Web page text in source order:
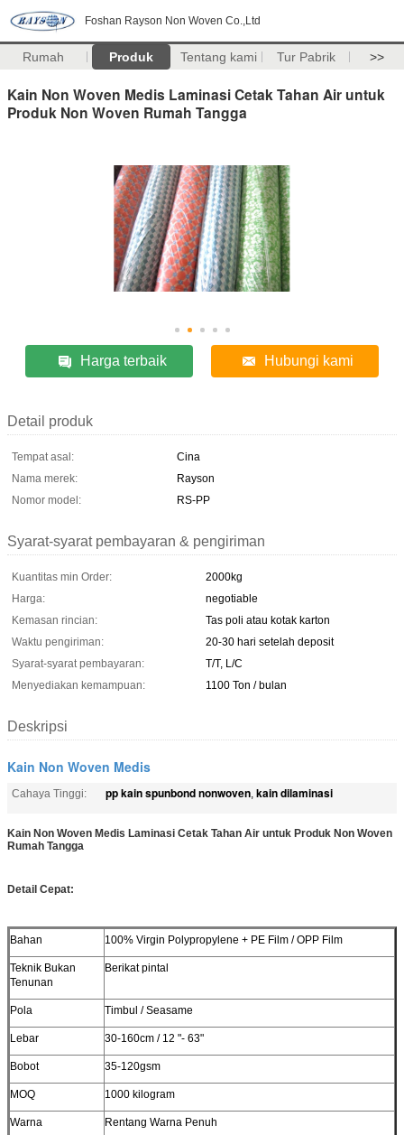
Foshan Rayson Non Woven Co.,Ltd
Rumah Produk Tentang kami Tur Pabrik >>
Kain Non Woven Medis Laminasi Cetak Tahan Air untuk
Produk Non Woven Rumah Tangga
Harga terbaik Hubungi kami
Detail produk
Tempat asal:
Cina
Nama merek:
Rayson
Nomor model:
RS-PP
Syarat-syarat pembayaran & pengiriman
Kuantitas min Order:
2000kg
Harga:
negotiable
Kemasan rincian:
Tas poli atau kotak karton
Waktu pengiriman:
20-30 hari setelah deposit
Syarat-syarat pembayaran:
T/T, L/C
Menyediakan kemampuan:
1100 Ton / bulan
Deskripsi
Kain Non Woven Medis
Cahaya Tinggi: pp kain spunbond nonwoven, kain dilaminasi
Kain Non Woven Medis Laminasi Cetak Tahan Air untuk Produk Non Woven
Rumah Tangga
Detail Cepat:
Bahan 100% Virgin Polypropylene + PE Film / OPP Film
Teknik Bukan
Tenunan
Berikat pintal
Pola Timbul / Seasame
Lebar 30-160cm / 12 "- 63"
Bobot 35-120gsm
MOQ 1000 kilogram
Warna Rentang Warna Penuh